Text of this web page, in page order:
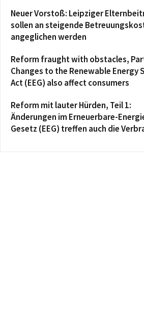
Neuer Vorstoß: Leipziger
sollen an steigende
angeglichen werden
Reform fraught with obstacles,
Changes to the Renewable Energy
Act (EEG) also affect consumers
Reform mit lauter Hürden, Teil 1:
Änderungen im Erneuerbare-
Gesetz (EEG) treffen auch die